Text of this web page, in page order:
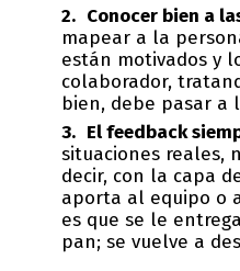
Conocer bien a
mapear a la
están motivados y
colaborador,
bien, debe pasar a
El feedback
situaciones reales,
decir, con la capa
aporta al equipo o
es que se le
pan; se vuelve a